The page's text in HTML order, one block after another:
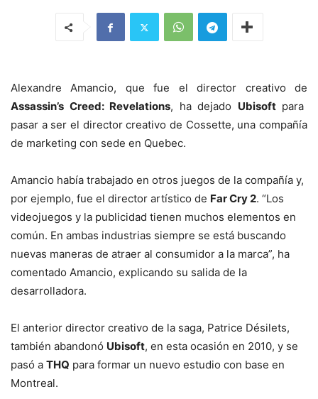
Alexandre Amancio, que fue el director creativo de
Assassin’s Creed: Revelations, ha dejado Ubisoftpara
pasar a ser el director creativo de Cossette, una compañía
de marketing con sede en Quebec.
Amancio había trabajado en otros juegos de la compañía y,
por ejemplo, fue el director artístico de Far Cry 2. “Los
videojuegos y la publicidad tienen muchos elementos en
común. En ambas industrias siempre se está buscando
nuevas maneras de atraer al consumidor a la marca”, ha
comentado Amancio, explicando su salida de la
desarrolladora.
El anterior director creativo de la saga, Patrice Désilets,
también abandonó Ubisoft, en esta ocasión en 2010, y se
pasó a THQ para formar un nuevo estudio con base en
Montreal.